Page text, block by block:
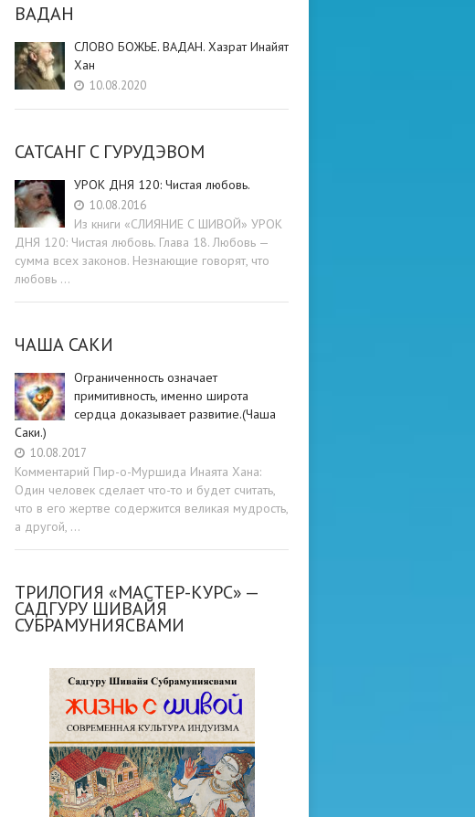
ВАДАН
СЛОВО БОЖЬЕ. ВАДАН. Хазрат Инайят
Хан
10.08.2020
САТСАНГ C ГУРУДЭВОМ
УРОК ДНЯ 120: Чистая любовь.
10.08.2016
Из книги «СЛИЯНИЕ С ШИВОЙ» УРОК
ДНЯ 120: Чистая любовь. Глава 18. Любовь —
сумма всех законов. Незнающие говорят, что
любовь …
ЧАША САКИ
Ограниченность означает
примитивность, именно широта
сердца доказывает развитие.(Чаша
Саки.)
10.08.2017
Комментарий Пир-о-Муршида Инаята Хана:
Один человек сделает что-то и будет считать,
что в его жертве содержится великая мудрость,
а другой, …
ТРИЛОГИЯ «МАСТЕР-КУРС» —
САДГУРУ ШИВАЙЯ
СУБРАМУНИЯСВАМИ